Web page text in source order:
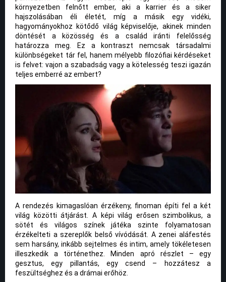
környezetben felnőtt ember, aki a karrier és a siker
hajszolásában éli életét, míg a másik egy vidéki,
hagyományokhoz kötődő világ képviselője, akinek minden
döntését a közösség és a család iránti felelősség
határozza meg. Ez a kontraszt nemcsak társadalmi
különbségeket tár fel, hanem mélyebb filozófiai kérdéseket
is felvet: vajon a szabadság vagy a kötelesség teszi igazán
teljes emberré az embert?
A rendezés kimagaslóan érzékeny, finoman építi fel a két
világ közötti átjárást. A képi világ erősen szimbolikus, a
sötét és világos színek játéka szinte folyamatosan
érzékelteti a szereplők belső vívódását. A zenei aláfestés
sem harsány, inkább sejtelmes és intim, amely tökéletesen
illeszkedik a történethez. Minden apró részlet – egy
gesztus, egy pillantás, egy csend – hozzátesz a
feszültséghez és a drámai erőhöz.